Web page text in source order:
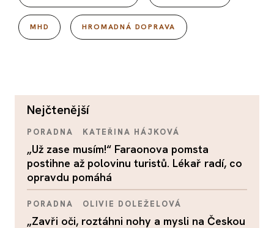
MHD HROMADNÁ DOPRAVA
nejčtenější
PORADNA KATEŘINA HÁJKOVÁ
„Už zase musím!“ Faraonova pomsta
postihne až polovinu turistů. Lékař radí, co
opravdu pomáhá
PORADNA OLIVIE DOLEŽELOVÁ
„Zavři oči, roztáhni nohy a mysli na Českou